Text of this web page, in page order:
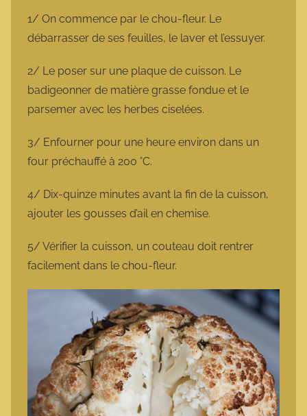
1/ On commence par le chou-fleur. Le
débarrasser de ses feuilles, le laver et l’essuyer.
2/ Le poser sur une plaque de cuisson. Le
badigeonner de matière grasse fondue et le
parsemer avec les herbes ciselées.
3/ Enfourner pour une heure environ dans un
four préchauffé à 200 °C.
4/ Dix-quinze minutes avant la fin de la cuisson,
ajouter les gousses d’ail en chemise.
5/ Vérifier la cuisson, un couteau doit rentrer
facilement dans le chou-fleur.